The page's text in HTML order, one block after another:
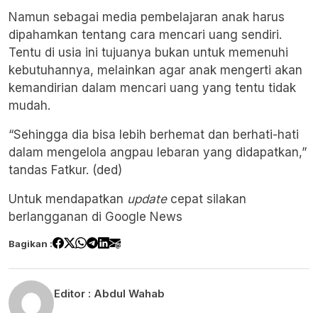
Namun sebagai media pembelajaran anak harus
dipahamkan tentang cara mencari uang sendiri.
Tentu di usia ini tujuanya bukan untuk memenuhi
kebutuhannya, melainkan agar anak mengerti akan
kemandirian dalam mencari uang yang tentu tidak
mudah.
“Sehingga dia bisa lebih berhemat dan berhati-hati
dalam mengelola angpau lebaran yang didapatkan,”
tandas Fatkur. (ded)
Untuk mendapatkan updatecepat silakan
berlangganan di Google News
Bagikan :
Editor : Abdul Wahab